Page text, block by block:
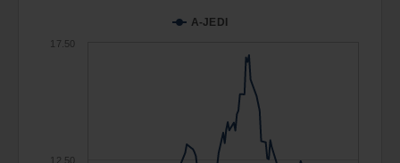
A-JEDI
12.50
17.50